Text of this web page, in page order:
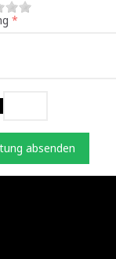
absenden